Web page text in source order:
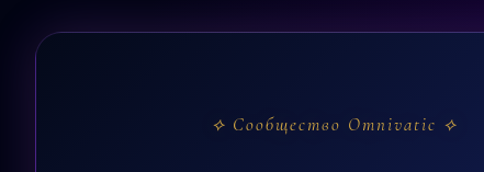
⟡ Сообщество Omnivatic ⟡